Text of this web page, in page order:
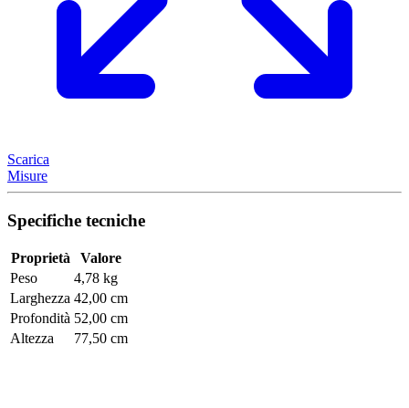
Scarica
Misure
Specifiche tecniche
Proprietà
Valore
Peso
4,78 kg
Larghezza 42,00 cm
Profondità 52,00 cm
Altezza
77,50 cm